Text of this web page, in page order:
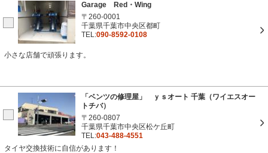
Garage Red・Wing
〒260-0001
千葉県千葉市中央区都町
TEL:090-8592-0108
小さな店舗で頑張ります。
「ベンツの修理屋」 ｙｓオート 千葉（ワイエスオー
トチバ）
〒260-0807
千葉県千葉市中央区松ケ丘町
TEL:043-488-4551
タイヤ交換技術に自信があります！